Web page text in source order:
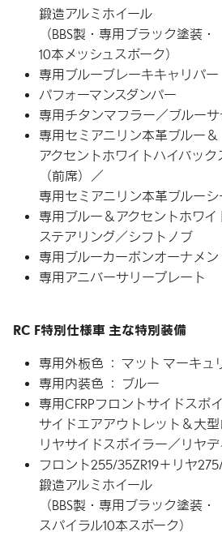
鍛造アルミホイール
（BBS製・ 専用ブラック塗装・
10本メッシュスポーク）
専用ブルーブレーキキャリパー
パフォーマンスダンパー
専用チタンマフラー／ブルー
専用セミアニリン本革ブルー＆
アクセントホワイトハイバック
（前席）／
専用セミアニリン本革ブルーシ
専用ブルー＆アクセントホワイ
ステアリング／シフトノブ
専用ブルーカーボンオーナメン
専用アニバーサリープレート
RC F特別仕様車 主な特別装備
専用外板色 ： マット マーキュ
専用内装色 ： ブルー
専用CFRPフロントサイドスポ
サイドエアアウトレット＆大
リヤサイドスポイラー／ リヤ
フロント255/35ZR19＋ リヤ
鍛造アルミホイール
（BBS製・ 専用ブラック塗装・
スパイラル10本スポーク）